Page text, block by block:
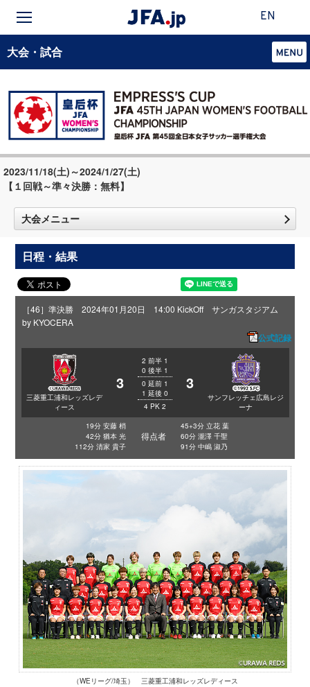
EN
大会・試合
2023/11/18(土)～2024/1/27(土)
【１回戦～準々決勝：無料】
大会メニュー
日程・結果
［46］準決勝 2024年01月20日 14:00 KickOff サンガスタジアム
by KYOCERA
公式記録
三菱重工浦和レッズレデ
ィース
3
2 前半 1
0 後半 1
0 延前 1
1 延後 0
4 PK 2
3
サンフレッチェ広島レジ
ーナ
19分 安藤 梢
42分 猶本 光
112分 清家 貴子
得点者
45+3分 立花 葉
60分 瀧澤 千聖
91分 中嶋 淑乃
（WEリーグ/埼玉） 三菱重工浦和レッズレディース